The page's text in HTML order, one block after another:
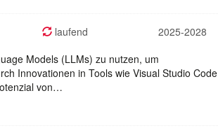
laufend
2025-2028
Models (LLMs) zu nutzen, um
Innovationen in Tools wie Visual Studio Code
von…